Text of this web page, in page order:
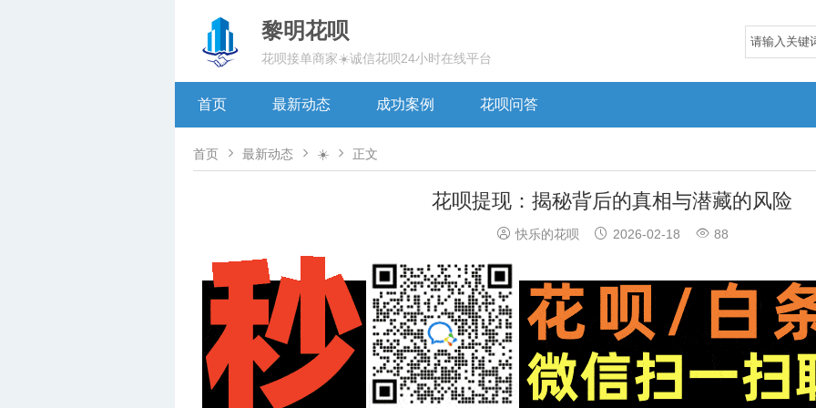
黎明花呗
花呗接单商家☀️诚信花呗24小时在线平台
首页 最新动态 成功案例 花呗问答
首页  最新动态  ☀️  正文
花呗提现：揭秘背后的真相与潜藏的风险
 快乐的花呗  2026-02-18  88